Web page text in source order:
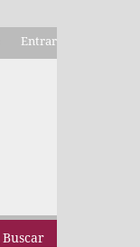
Buscar
Entrar